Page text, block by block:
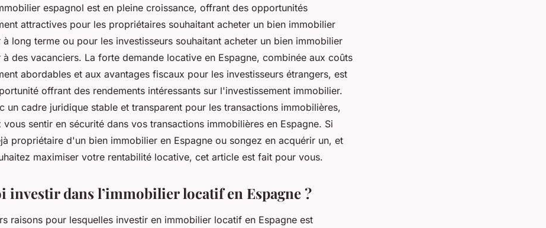
espagnol est en pleine croissance, offrant des opportunités
attractives pour les propriétaires souhaitant acheter un bien immobilier
long terme ou pour les investisseurs souhaitant acheter un bien immobilier
à des vacanciers. La forte demande locative en Espagne, combinée aux coûts
abordables et aux avantages fiscaux pour les investisseurs étrangers, est
offrant des rendements intéressants sur l'investissement immobilier.
un cadre juridique stable et transparent pour les transactions immobilières,
sentir en sécurité dans vos transactions immobilières en Espagne. Si
propriétaire d'un bien immobilier en Espagne ou songez en acquérir un, et
maximiser votre rentabilité locative, cet article est fait pour vous.
investir dans l’immobilier locatif en Espagne ?
raisons pour lesquelles investir en immobilier locatif en Espagne est